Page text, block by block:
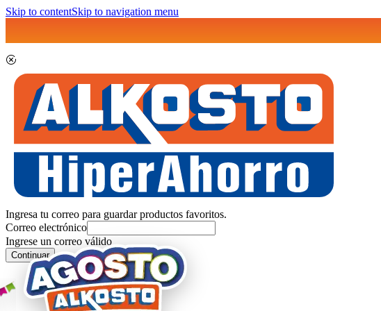
Skip to contentSkip to navigation menu
Ingresa tu correo para guardar productos favoritos.
Correo electrónico
Ingrese un correo válido
Continuar